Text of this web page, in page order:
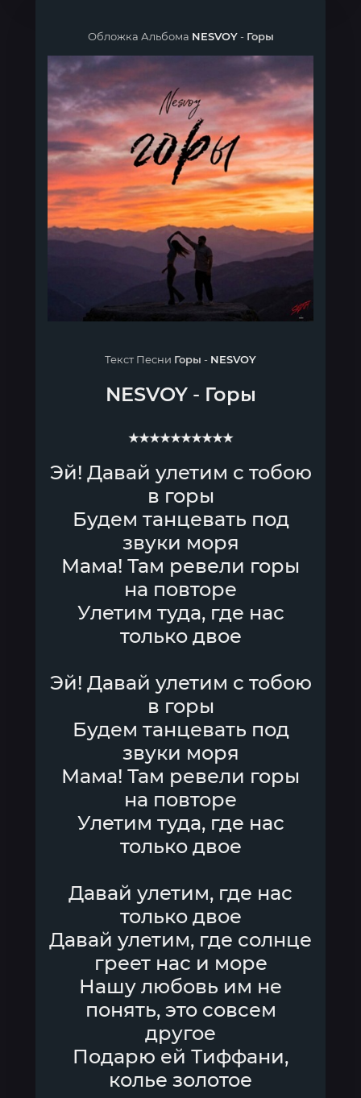
Обложка Альбома NESVOY- Горы
Текст Песни Горы - NESVOY
NESVOY- Горы
★★★★★★★★★★
Эй! Давай улетим с тобою
в горы
Будем танцевать под
звуки моря
Мама! Там ревели горы
на повторе
Улетим туда, где нас
только двое
Эй! Давай улетим с тобою
в горы
Будем танцевать под
звуки моря
Мама! Там ревели горы
на повторе
Улетим туда, где нас
только двое
Давай улетим, где нас
только двое
Давай улетим, где солнце
греет нас и море
Нашу любовь им не
понять, это совсем
другое
Подарю ей Тиффани,
колье золотое